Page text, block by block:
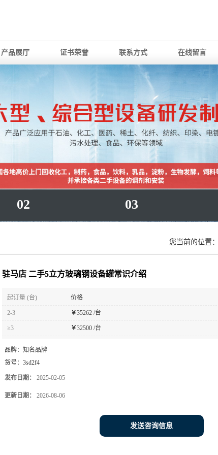
产品展厅 证书荣誉 联系方式 在线留言
02 03
您当前的位置：
驻马店 二手5立方玻璃钢设备罐常识介绍
起订量 (台) 价格
2-3 ￥35262 /台
≥3 ￥32500 /台
品牌： 知名品牌
货号： 3sd2f4
发布日期： 2025-02-05
更新日期： 2026-08-06
发送咨询信息